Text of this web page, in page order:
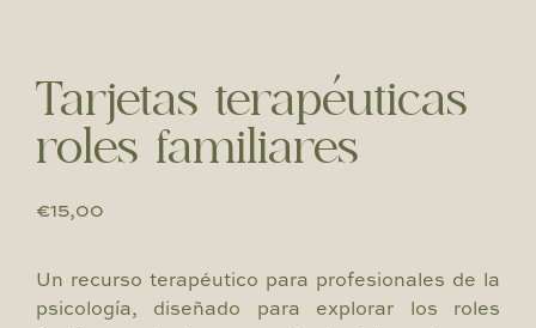
Tarjetas terapéuticas
roles familiares
€15,00
Un recurso terapéutico para profesionales de la
psicología, diseñado para explorar los roles